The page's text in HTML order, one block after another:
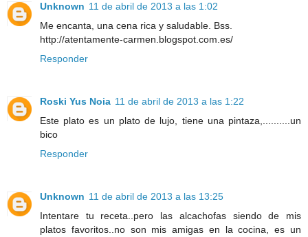
Unknown 11 de abril de 2013 a las 1:02
Me encanta, una cena rica y saludable. Bss.
http://atentamente-carmen.blogspot.com.es/
Responder
Roski Yus Noia 11 de abril de 2013 a las 1:22
Este plato es un plato de lujo, tiene una pintaza,..........un
bico
Responder
Unknown 11 de abril de 2013 a las 13:25
Intentare tu receta..pero las alcachofas siendo de mis
platos favoritos..no son mis amigas en la cocina, es un